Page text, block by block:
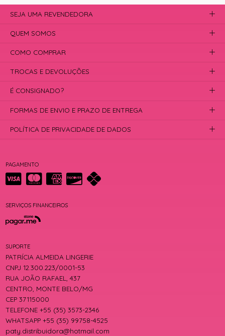
PAGAMENTO
SERVIÇOS FINANCEIROS
SUPORTE
PATRÍCIA ALMEIDA LINGERIE
CNPJ 12.300.223/0001-53
RUA JOÃO RAFAEL, 437
CENTRO, MONTE BELO/MG
CEP 37115000
TELEFONE +55 (35) 3573-2346
WHATSAPP +55 (35) 99758-4525
paty.distribuidora@hotmail.com
SEJA UMA REVENDEDORA
QUEM SOMOS
COMO COMPRAR
TROCAS E DEVOLUÇÕES
É CONSIGNADO?
FORMAS DE ENVIO E PRAZO DE ENTREGA
POLÍTICA DE PRIVACIDADE DE DADOS